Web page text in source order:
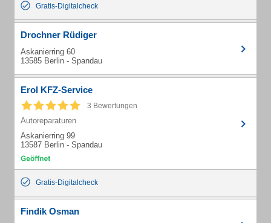
Gratis-Digitalcheck
Drochner Rüdiger
Askanierring 60
13585 Berlin - Spandau
Erol KFZ-Service
3 Bewertungen
Autoreparaturen
Askanierring 99
13587 Berlin - Spandau
Gratis-Digitalcheck
Findik Osman